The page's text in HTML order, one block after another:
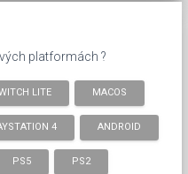
platformách ?
LITE MACOS
4 ANDROID
PS5 PS2